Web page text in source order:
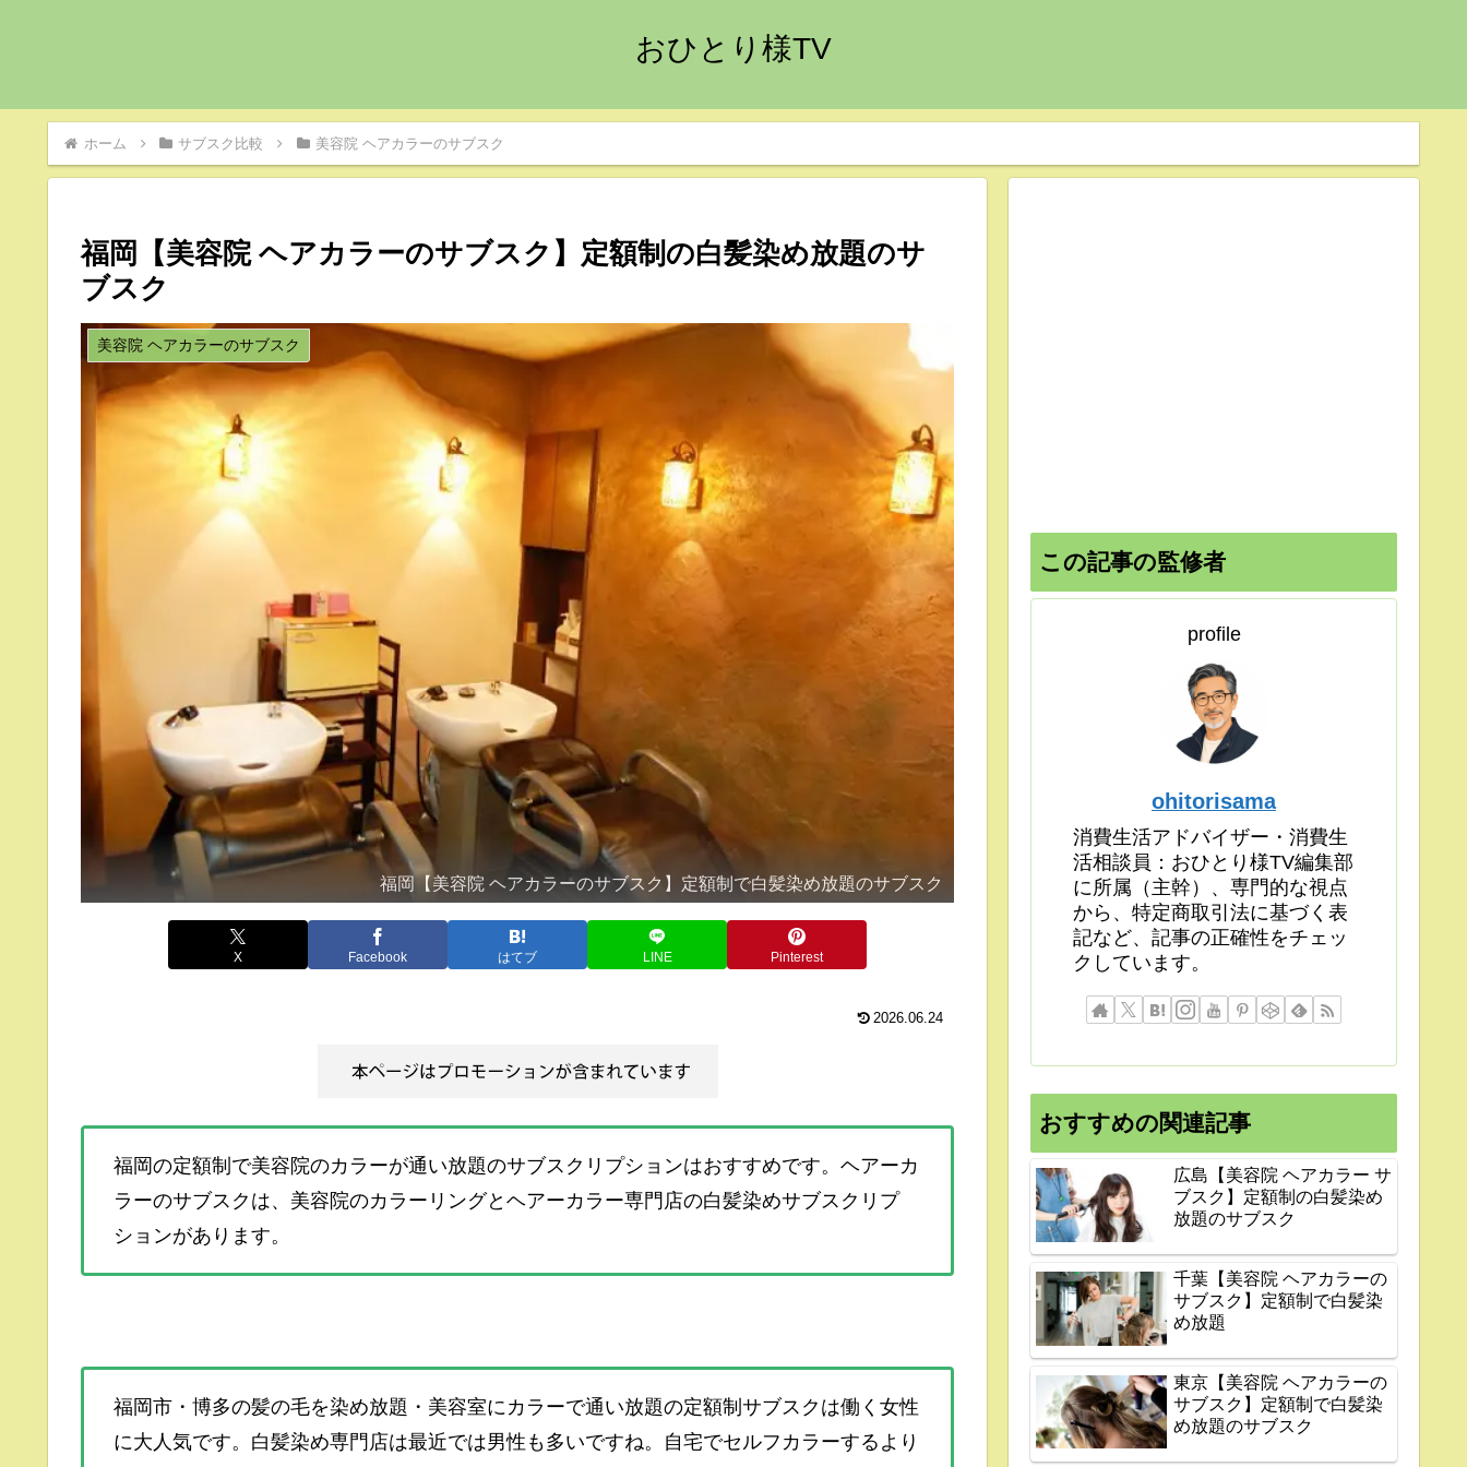
おひとり様TV
ホーム サブスク比較 美容院 ヘアカラーのサブスク
福岡【美容院 ヘアカラーのサブスク】定額制の白髪染め放題のサ
ブスク
美容院 ヘアカラーのサブスク
福岡【美容院 ヘアカラーのサブスク】定額制で白髪染め放題のサブスク
X Facebook はてブ LINE Pinterest
2026.06.24
福岡の定額制で美容院のカラーが通い放題のサブスクリプションはおすすめです。ヘアーカ
ラーのサブスクは、美容院のカラーリングとヘアーカラー専門店の白髪染めサブスクリプ
ションがあります。
福岡市・博多の髪の毛を染め放題・美容室にカラーで通い放題の定額制サブスクは働く女性
に大人気です。白髪染め専門店は最近では男性も多いですね。自宅でセルフカラーするより
この記事の監修者
profile
ohitorisama
消費生活アドバイザー・消費生
活相談員：おひとり様TV編集部
に所属（主幹）、専門的な視点
から、特定商取引法に基づく表
記など、記事の正確性をチェッ
クしています。
おすすめの関連記事
広島【美容院 ヘアカラー サ
ブスク】定額制の白髪染め
放題のサブスク
千葉【美容院 ヘアカラーの
サブスク】定額制で白髪染
め放題
東京【美容院 ヘアカラーの
サブスク】定額制で白髪染
め放題のサブスク